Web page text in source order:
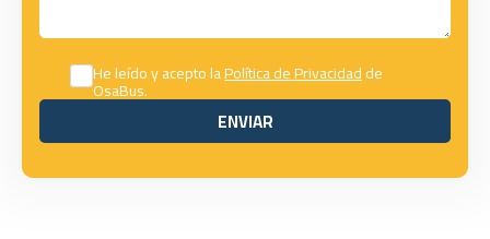
He leído y acepto laPolítica de Privacidadde
OsaBus.
ENVIAR
ENVIAR